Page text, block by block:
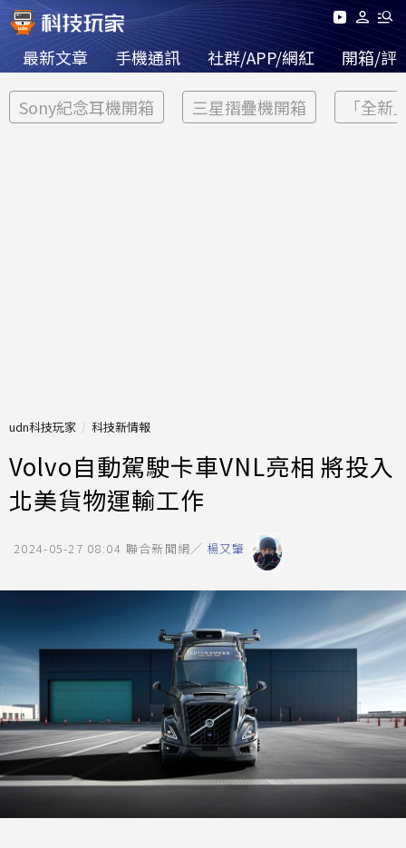
最新文章 手機通訊 社群/APP/網紅 開箱/評
Sony紀念耳機開箱 三星摺疊機開箱 「全新
udn科技玩家 科技新情報
Volvo自動駕駛卡車VNL亮相 將投入
北美貨物運輸工作
2024-05-27 08:04 聯合新聞網／ 楊又肇